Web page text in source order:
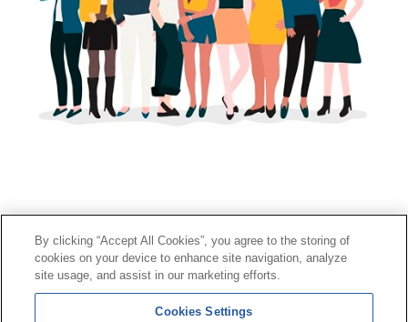
Contacte |Perfil del contractant|Reclamacions
Línia Universal 900 203 203|Zona Privada Comissió de
Prestacions Especials|Zona Privada Proveïdor Sanitari
By clicking “Accept All Cookies”, you agree to the storing of
cookies on your device to enhance site navigation, analyze
site usage, and assist in our marketing efforts.
Cookies Settings